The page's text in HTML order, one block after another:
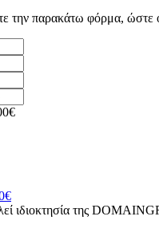
παρακάτω φόρμα, ώστε
ιδιοκτησία της